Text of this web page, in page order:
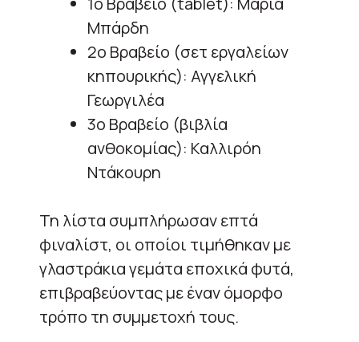
Μπάρδη
2ο Βραβείο (σετ εργαλείων
κηπουρικής): Αγγελική
Γεωργιλέα
3ο Βραβείο (βιβλία
ανθοκομίας): Καλλιρόη
Ντάκουρη
Τη λίστα συμπλήρωσαν επτά
φιναλίστ, οι οποίοι τιμήθηκαν με
γλαστράκια γεμάτα εποχικά φυτά,
επιβραβεύοντας με έναν όμορφο
τρόπο τη συμμετοχή τους.